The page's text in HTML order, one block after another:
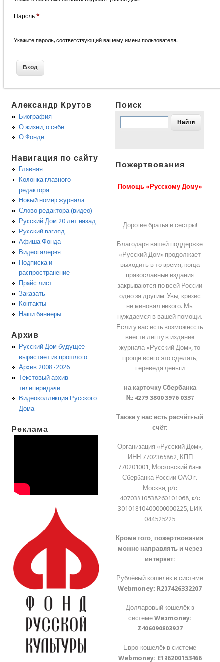
Пароль *
Укажите пароль, соответствующий вашему имени пользователя.
Александр Крутов
Биография
О жизни, о себе
О Фонде
Навигация по сайту
Главная
Колонка главного
редактора
Новый номер журнала
Слово редактора (видео)
Русский Дом 20 лет назад
Русский взгляд
Афиша Фонда
Видеогалерея
Подписка и
распространение
Прайс лист
Заказать
Контакты
Наши баннеры
Архив
Русский Дом будущее
вырастает из прошлого
Архив 2008 -2026
Текстовый архив
телепередачи
Видеоколлекция Русского
Дома
Реклама
Поиск
Пожертвования
Помощь «Русскому Дому»
Дорогие братья и сестры!
Благодаря вашей поддержке
«Русский Дом» продолжает
выходить в то время, когда
православные издания
закрываются по всей России
одно за другим. Увы, кризис
не миновал никого. Мы
нуждаемся в вашей помощи.
Если у вас есть возможность
внести лепту в издание
журнала «Русский Дом», то
проще всего это сделать,
переведя деньги
на карточку Сбербанка
№ 4279 3800 3976 0337
Также у нас есть расчётный
счёт:
Организация «Русский Дом»,
ИНН 7702365862, КПП
770201001, Московский банк
Сбербанка России ОАО г.
Москва, р/с
40703810538260101068, к/с
30101810400000000225, БИК
044525225
Кроме того, пожертвования
можно направлять и через
интернет:
Рублёвый кошелёк в системе
Webmoney: R207426332207
Долларовый кошелёк в
системеWebmoney:
Z406090803927
Евро-кошелёк в системе
Webmoney: E196200153466